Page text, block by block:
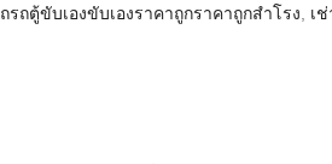
รถตู้ขับเองขับเองราคาถูกราคาถูกสำโรง
เ